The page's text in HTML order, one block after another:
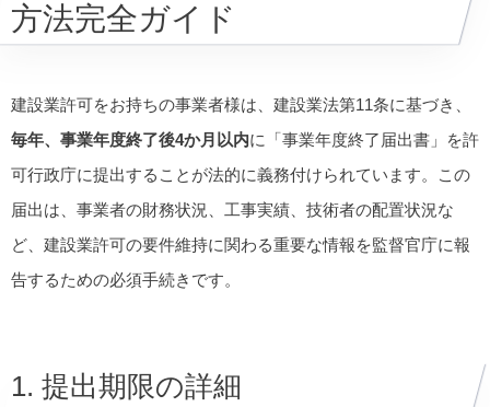
方法完全ガイド
建設業許可をお持ちの事業者様は、建設業法第11条に基づき、
毎年、事業年度終了後4か月以内に「事業年度終了届出書」を許
可行政庁に提出することが法的に義務付けられています。この
届出は、事業者の財務状況、工事実績、技術者の配置状況な
ど、建設業許可の要件維持に関わる重要な情報を監督官庁に報
告するための必須手続きです。
1. 提出期限の詳細